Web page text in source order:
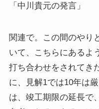
「中川貴元の発言」
関連で。この間のやり
いて、こちらにあるよ
打ち合わせをされてき
に、見解1では10年は
は、竣工期限の延長で